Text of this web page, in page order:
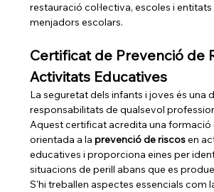
restauració col·lectiva, escoles i
menjadors escolars.
Certificat de Prevenció de
Activitats Educatives
La seguretat dels infants i joves és una
responsabilitats de qualsevol
Aquest certificat acredita una formació
orientada a la prevenció de riscos en
educatives i proporciona eines per
situacions de perill abans que es
S'hi treballen aspectes essencials com